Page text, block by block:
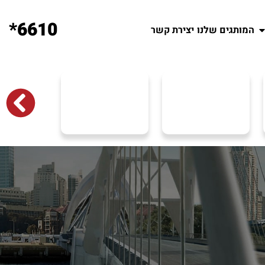
המותגים שלנו יצירת קשר 6610*